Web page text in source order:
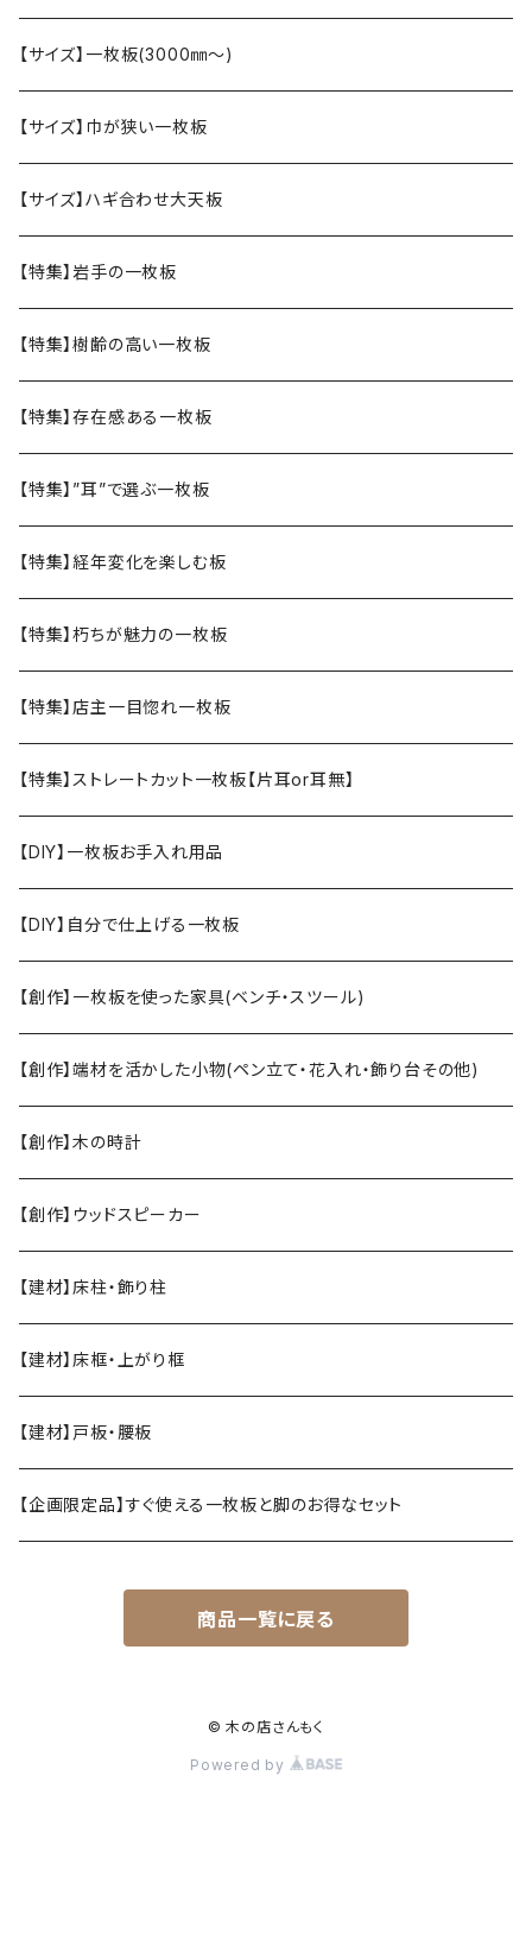
【サイズ】一枚板(3000㎜〜)
【サイズ】巾が狭い一枚板
【サイズ】ハギ合わせ大天板
【特集】岩手の一枚板
【特集】樹齢の高い一枚板
【特集】存在感ある一枚板
【特集】”耳”で選ぶ一枚板
【特集】経年変化を楽しむ板
【特集】朽ちが魅力の一枚板
【特集】店主一目惚れ一枚板
【特集】ストレートカット一枚板【片耳or耳無】
【DIY】一枚板お手入れ用品
【DIY】自分で仕上げる一枚板
【創作】一枚板を使った家具(ベンチ・スツール)
【創作】端材を活かした小物(ペン立て・花入れ・飾り台その他)
【創作】木の時計
【創作】ウッドスピーカー
【建材】床柱・飾り柱
【建材】床框・上がり框
【建材】戸板・腰板
【企画限定品】すぐ使える一枚板と脚のお得なセット
商品一覧に戻る
© 木の店さんもく
Powered by